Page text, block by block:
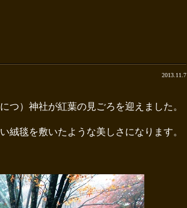
2013.11.7
つ）神社が紅葉の見ごろを迎えました。
絨毯を敷いたような美しさになります。